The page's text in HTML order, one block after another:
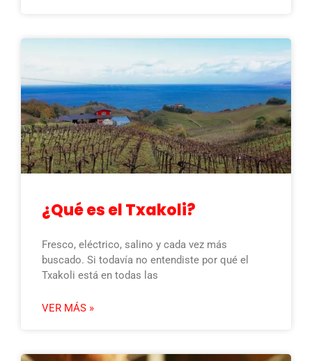
¿Qué es el Txakoli?
Fresco, eléctrico, salino y cada vez más
buscado. Si todavía no entendiste por qué el
Txakoli está en todas las
VER MÁS »